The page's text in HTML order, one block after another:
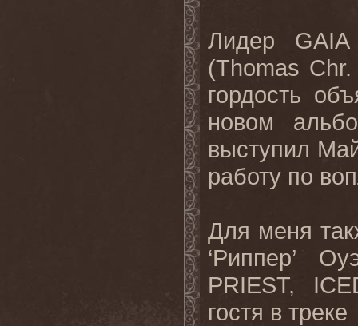
Лидер
(Thomas
гордость
новом
выступил
работу по
Для меня
‘Риппер’
PRIEST,
гостя в